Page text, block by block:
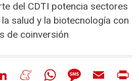
del CDTI potencia sectores
salud y la biotecnología con
de coinversión
LinkedIn MeneameWhatsAppMessageEmail